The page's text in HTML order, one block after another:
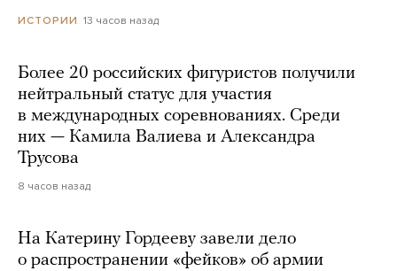
ИСТОРИИ 13 часов назад
Более 20 российских фигуристов получили
нейтральный статус для участия
в международных соревнованиях. Среди
них — Камила Валиева и Александра
Трусова
8 часов назад
На Катерину Гордееву завели дело
о распространении «фейков» об армии